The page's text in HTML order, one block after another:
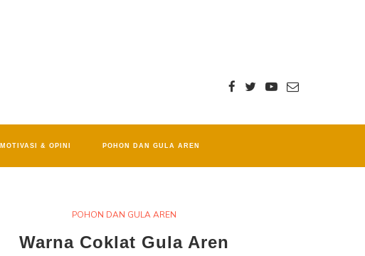
MOTIVASI & OPINI POHON DAN GULA AREN
POHON DAN GULA AREN
Warna Coklat Gula Aren